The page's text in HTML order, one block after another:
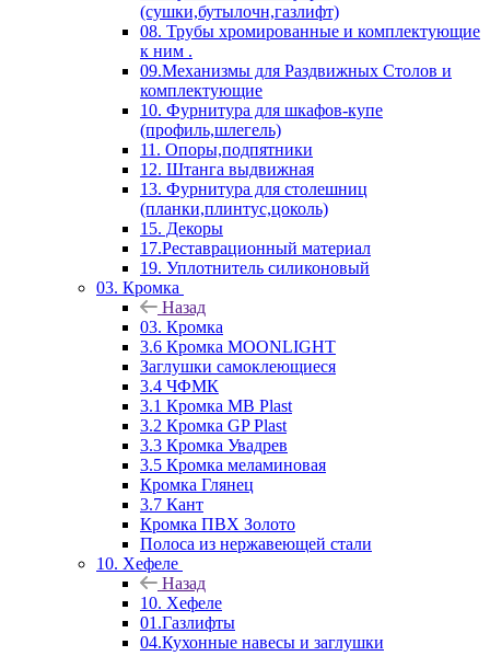
(сушки,бутылочн,газлифт)
08. Трубы хромированные и комплектующие
к ним .
09.Механизмы для Раздвижных Столов и
комплектующие
10. Фурнитура для шкафов-купе
(профиль,шлегель)
11. Опоры,подпятники
12. Штанга выдвижная
13. Фурнитура для столешниц
(планки,плинтус,цоколь)
15. Декоры
17.Реставрационный материал
19. Уплотнитель силиконовый
03. Кромка
Назад
03. Кромка
3.6 Кромка MOONLIGHT
Заглушки самоклеющиеся
3.4 ЧФМК
3.1 Кромка MB Plast
3.2 Кромка GP Plast
3.3 Кромка Увадрев
3.5 Кромка меламиновая
Кромка Глянец
3.7 Кант
Кромка ПВХ Золото
Полоса из нержавеющей стали
10. Хефеле
Назад
10. Хефеле
01.Газлифты
04.Кухонные навесы и заглушки